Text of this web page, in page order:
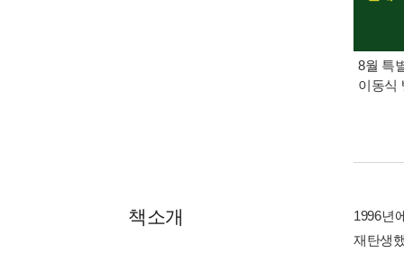
8월 특
이동식
책소개
1996년
재탄생